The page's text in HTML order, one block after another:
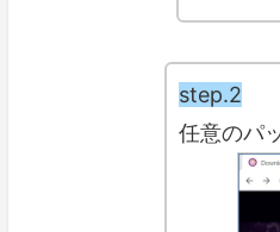
step.2
任意のパ